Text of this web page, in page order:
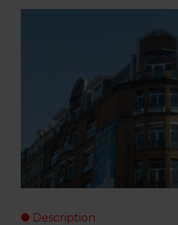
Description